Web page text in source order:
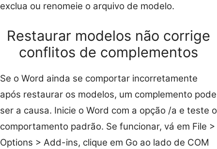
exclua ou renomeie o arquivo de modelo.
Restaurar modelos não corrige
conflitos de complementos
Se o Word ainda se comportar incorretamente
após restaurar os modelos, um complemento pode
ser a causa. Inicie o Word com a opção /a e teste o
comportamento padrão. Se funcionar, vá em File >
Options > Add-ins, clique em Go ao lado de COM